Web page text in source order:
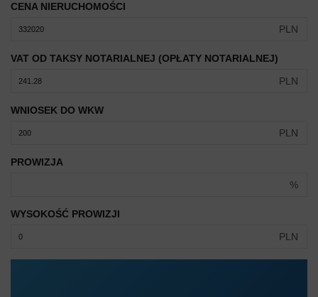
CENA NIERUCHOMOŚCI
PLN
VAT OD TAKSY NOTARIALNEJ (OPŁATY NOTARIALNEJ)
PLN
WNIOSEK DO WKW
PLN
PROWIZJA
%
WYSOKOŚĆ PROWIZJI
PLN